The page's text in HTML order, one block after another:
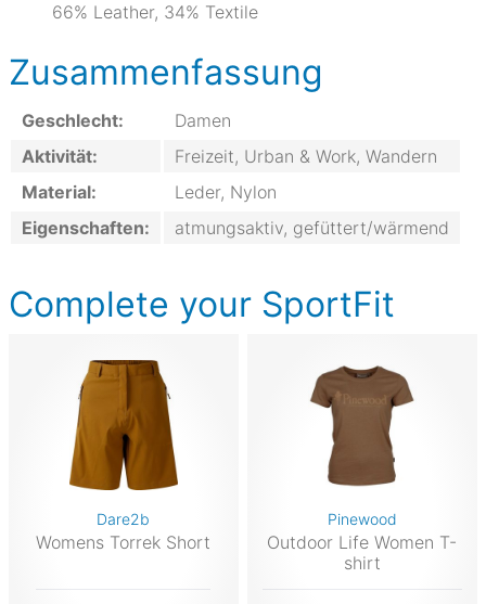
66% Leather, 34% Textile
Zusammenfassung
Geschlecht:
Damen
Aktivität:
Freizeit, Urban & Work, Wandern
Material:
Leder, Nylon
Eigenschaften:
atmungsaktiv, gefüttert/wärmend
Complete your SportFit
Dare2b
Womens Torrek Short
Pinewood
Outdoor Life Women T-
shirt